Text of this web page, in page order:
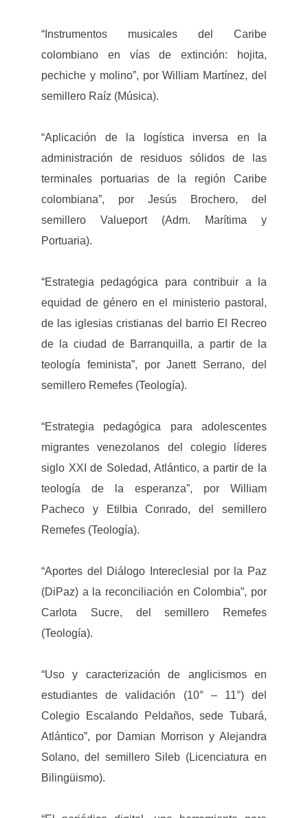
“Instrumentos musicales del Caribe
colombiano en vías de extinción: hojita,
pechiche y molino”, por William Martínez, del
semillero Raíz (Música).
“Aplicación de la logística inversa en la
administración de residuos sólidos de las
terminales portuarias de la región Caribe
colombiana”, por Jesús Brochero, del
semillero Valueport (Adm. Marítima y
Portuaria).
“Estrategia pedagógica para contribuir a la
equidad de género en el ministerio pastoral,
de las iglesias cristianas del barrio El Recreo
de la ciudad de Barranquilla, a partir de la
teología feminista”, por Janett Serrano, del
semillero Remefes (Teología).
“Estrategia pedagógica para adolescentes
migrantes venezolanos del colegio líderes
siglo XXI de Soledad, Atlántico, a partir de la
teología de la esperanza”, por William
Pacheco y Etilbia Conrado, del semillero
Remefes (Teología).
“Aportes del Diálogo Intereclesial por la Paz
(DiPaz) a la reconciliación en Colombia”, por
Carlota Sucre, del semillero Remefes
(Teología).
“Uso y caracterización de anglicismos en
estudiantes de validación (10° – 11°) del
Colegio Escalando Peldaños, sede Tubará,
Atlántico”, por Damian Morrison y Alejandra
Solano, del semillero Sileb (Licenciatura en
Bilingüismo).